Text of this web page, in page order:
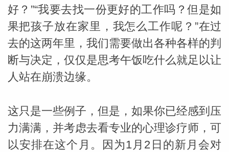
_susan
勒
好？”“我要去找一份更好的工作吗？但是如
果把孩子放在家里，我怎么工作呢？”在过
去的这两年里，我们需要做出各种各样的判
断与决定，仅仅是思考午饭吃什么就足以让
人站在崩溃边缘。
这只是一些例子，但是，如果你已经感到压
力满满，并考虑去看专业的心理诊疗师，可
以安排在这个月。因为1月2日的新月会对